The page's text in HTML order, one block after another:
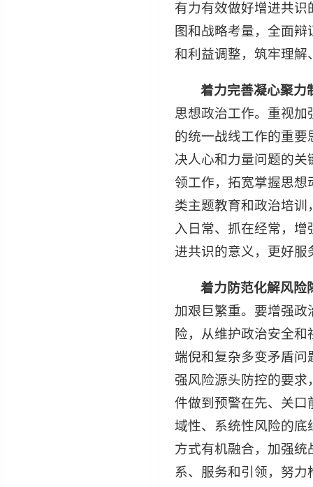
有力有效做好增进共
图和战略考量，全面
和利益调整，筑牢理解
着力完善凝心聚力
思想政治工作。重视
的统一战线工作的重
决人心和力量问题的
领工作，拓宽掌握思
类主题教育和政治培
入日常、抓在经常，
进共识的意义，更好
着力防范化解风险
加艰巨繁重。要增强
险，从维护政治安全
端倪和复杂多变矛盾
强风险源头防控的要
件做到预警在先、关口
域性、系统性风险的底
方式有机融合，加强
系、服务和引领，努